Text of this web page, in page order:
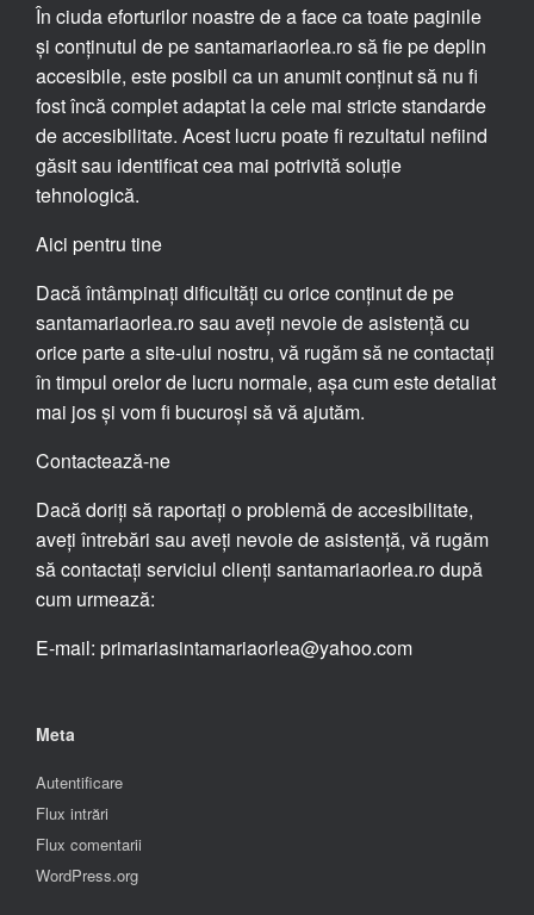
În ciuda eforturilor noastre de a face ca toate paginile
și conținutul de pe santamariaorlea.ro să fie pe deplin
accesibile, este posibil ca un anumit conținut să nu fi
fost încă complet adaptat la cele mai stricte standarde
de accesibilitate. Acest lucru poate fi rezultatul nefiind
găsit sau identificat cea mai potrivită soluție
tehnologică.
Aici pentru tine
Dacă întâmpinați dificultăți cu orice conținut de pe
santamariaorlea.ro sau aveți nevoie de asistență cu
orice parte a site-ului nostru, vă rugăm să ne contactați
în timpul orelor de lucru normale, așa cum este detaliat
mai jos și vom fi bucuroși să vă ajutăm.
Contactează-ne
Dacă doriți să raportați o problemă de accesibilitate,
aveți întrebări sau aveți nevoie de asistență, vă rugăm
să contactați serviciul clienți santamariaorlea.ro după
cum urmează:
E-mail: primariasintamariaorlea@yahoo.com
Meta
Autentificare
Flux intrări
Flux comentarii
WordPress.org